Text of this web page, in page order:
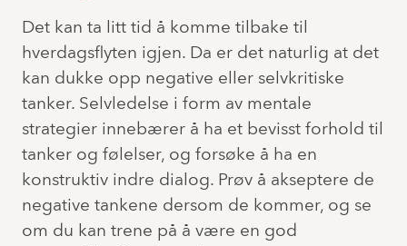
Det kan ta litt tid å komme tilbake til
hverdagsflyten igjen. Da er det naturlig at det
kan dukke opp negative eller selvkritiske
tanker. Selvledelse i form av mentale
strategier innebærer å ha et bevisst forhold til
tanker og følelser, og forsøke å ha en
konstruktiv indre dialog. Prøv å akseptere de
negative tankene dersom de kommer, og se
om du kan trene på å være en god